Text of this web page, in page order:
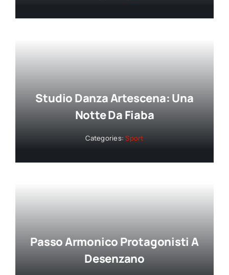
Studio Danza Artescena: Una
Notte Da Fiaba
Categories:Sport
Passo Armonico Protagonisti A
Desenzano